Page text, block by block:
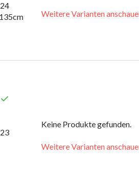
Weitere Varianten
Keine Produkte gefunden.
Weitere Varianten